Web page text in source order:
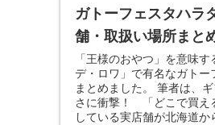
ガトーフェスタハラ
舗・取扱い場所まと
「王様のおやつ」を意味
デ・ロワ」で有名なガトー
まとめました。 筆者は、
さに衝撃！ 「どこで買え
している実店舗が北海道か